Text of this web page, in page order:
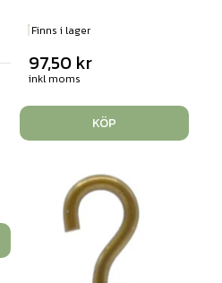
Finns i lager
97,50 kr
inkl moms
KÖP